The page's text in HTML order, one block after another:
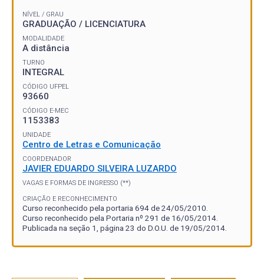
NÍVEL / GRAU
GRADUAÇÃO / LICENCIATURA
MODALIDADE
A distância
TURNO
INTEGRAL
CÓDIGO UFPEL
93660
CÓDIGO E-MEC
1153383
UNIDADE
Centro de Letras e Comunicação
COORDENADOR
JAVIER EDUARDO SILVEIRA LUZARDO
VAGAS E FORMAS DE INGRESSO (**)
CRIAÇÃO E RECONHECIMENTO
Curso reconhecido pela portaria 694 de 24/05/2010.
Curso reconhecido pela Portaria nº 291 de 16/05/2014.
Publicada na seção 1, página 23 do D.O.U. de 19/05/2014.